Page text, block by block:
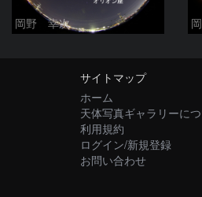
岡野 幸次
サイトマップ
ホーム
天体写真ギャラリーに
利用規約
ログイン/新規登録
お問い合わせ